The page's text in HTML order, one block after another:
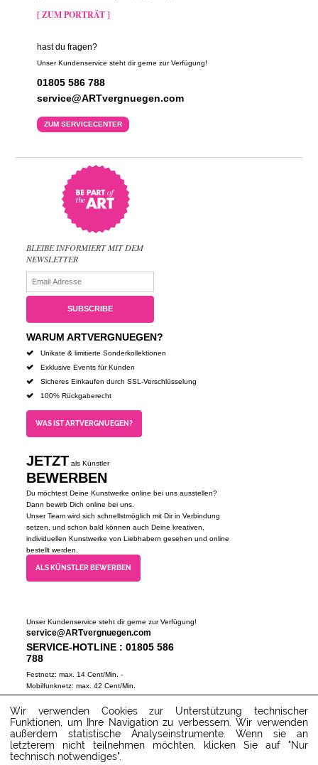
[ ZUM PORTRÄT ]
hast du fragen?
Unser Kundenservice steht dir gerne zur Verfügung!
01805 586 788
service@ARTvergnuegen.com
ZUM SERVICECENTER
BLEIBE INFORMIERT MIT DEM
NEWSLETTER
WARUM ARTVERGNUEGEN?
Unikate & limitierte Sonderkollektionen
Exklusive Events für Kunden
Sicheres Einkaufen durch SSL-Verschlüsselung
100% Rückgaberecht
WAS IST ARTVERGNUEGEN?
JETZT als Künstler
BEWERBEN
Du möchtest Deine Kunstwerke online bei uns ausstellen?
Dann bewirb Dich online bei uns.
Unser Team wird sich schnellstmöglich mit Dir in Verbindung
setzen, und schon bald können auch Deine kreativen,
individuellen Kunstwerke von Liebhabern gesehen und online
bestellt werden.
ALS KÜNSTLER BEWERBEN
Unser Kundenservice steht dir gerne zur Verfügung!
service@ARTvergnuegen.com
SERVICE-HOTLINE : 01805 586
788
Festnetz: max. 14 Cent/Min. -
Mobilfunknetz: max. 42 Cent/Min.
(Mo-Do 9-18 Uhr, Fr 9-16 Uhr)
ZUM SERVICECENTER
Wir verwenden Cookies zur Unterstützung technischer
Funktionen, um Ihre Navigation zu verbessern. Wir verwenden
außerdem statistische Analyseinstrumente. Wenn sie an
letzterem nicht teilnehmen möchten, klicken Sie auf "Nur
technisch notwendiges".